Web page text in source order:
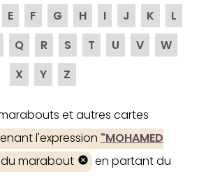
E F G H I J K
L
Q R S T U V
W
X
Y Z
et autres cartes
l'expression "MOHAMED
marabout
en partant du